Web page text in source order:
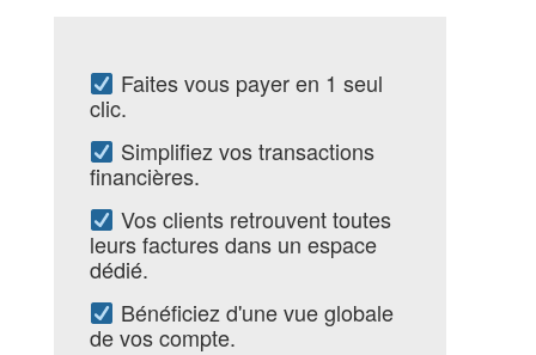
Faites vous payer en 1 seul
clic.
Simplifiez vos transactions
financières.
Vos clients retrouvent toutes
leurs factures dans un espace
dédié.
Bénéficiez d'une vue globale
de vos compte.